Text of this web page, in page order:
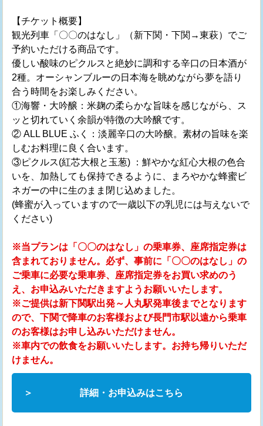
【チケット概要】
観光列車「〇〇のはなし」（新下関・下関→東萩）でご
予約いただける商品です。
優しい酸味のピクルスと絶妙に調和する辛口の日本酒が
2種。オーシャンブルーの日本海を眺めながら夢を語り
合う時間をお楽しみください。
①海響・大吟醸：米麹の柔らかな旨味を感じながら、ス
ッと切れていく余韻が特徴の大吟醸です。
② ALL BLUE ふく：淡麗辛口の大吟醸。素材の旨味を楽
しむお料理に良く合います。
③ピクルス(紅芯大根と玉葱) ：鮮やかな紅心大根の色合
いを、加熱しても保持できるように、まろやかな蜂蜜ビ
ネガーの中に生のまま閉じ込めました。
(蜂蜜が入っていますので一歳以下の乳児には与えないで
ください)
※当プランは「〇〇のはなし」の乗車券、座席指定券は
含まれておりません。必ず、事前に「〇〇のはなし」の
ご乗車に必要な乗車券、座席指定券をお買い求めのう
え、お申込みいただきますようお願いいたします。
※ご提供は新下関駅出発～人丸駅発車後までとなります
ので、下関で降車のお客様および長門市駅以遠から乗車
のお客様はお申し込みいただけません。
※車内での飲食をお願いいたします。お持ち帰りいただ
けません。
詳細・お申込みはこちら